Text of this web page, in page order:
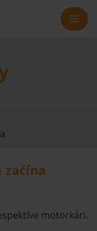
začína
motorkári.